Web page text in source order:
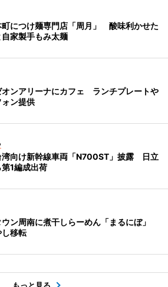
町につけ麺専門店「周月」 酸味利かせた
家製手もみ太麺
オンアリーナにカフェ ランチプレートや
ン提供
湾向け新幹線車両「N700ST」披露 日立
1編成出荷
ウン周南に煮干しらーめん「まるにぼ」
移転